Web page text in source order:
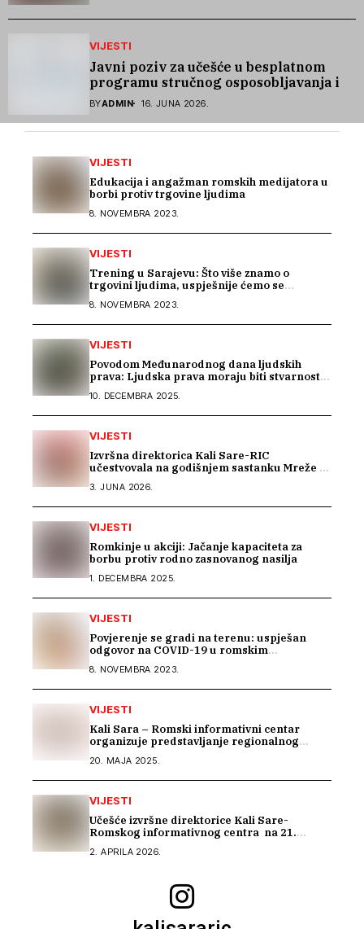
VIJESTI
Javni poziv za učešće u besplatnom
programu stručnog osposobljavanja i
podrške pri zapošljavanju
BYADMIN 16. JUNA 2026.
VIJESTI
Edukacija i angažman romskih medijatora u
borbi protiv trgovine ljudima
8. NOVEMBRA 2023.
VIJESTI
Trening u Sarajevu: Što više znamo o
trgovini ljudima, uspješnije ćemo se
8. NOVEMBRA 2023.
VIJESTI
Povodom Međunarodnog dana ljudskih
prava: Ljudska prava moraju biti stvarnost
10. DECEMBRA 2025.
VIJESTI
Izvršna direktorica Kali Sare-RIC
učestvovala na godišnjem sastanku Mreže za
3. JUNA 2026.
VIJESTI
Romkinje u akciji: Jačanje kapaciteta za
borbu protiv rodno zasnovanog nasilja
1. DECEMBRA 2025.
VIJESTI
Povjerenje se gradi na terenu: uspješan
odgovor na COVID-19 u romskim
8. NOVEMBRA 2023.
VIJESTI
Kali Sara – Romski informativni centar
organizuje predstavljanje regionalnog
OF ROMA IN THE WESTERN BALKANS“
20. MAJA 2025.
VIJESTI
Učešće izvršne direktorice Kali Sare-
Romskog informativnog centra na 21.
OCD
2. APRILA 2026.